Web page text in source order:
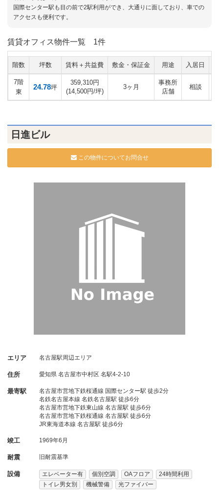
国際センター駅も目の前で2駅利用ができ、大通りに面しており、車での
アクセスも便利です。
賃貸オフィス物件一覧 1件
階数 坪数 賃料＋共益費 敷金・保証金 用途 入居日
7階
東
24.78坪
359,310円
(14,500円/坪)
3ヶ月
事務所
店舗
相談
日進ビル
この物件についてお問合せ
エリア 名古屋駅周辺エリア
住所 愛知県 名古屋市中村区 名駅4-2-10
最寄駅
名古屋市営地下鉄桜通線 国際センター駅 徒歩2分
名鉄名古屋本線 名鉄名古屋駅 徒歩6分
名古屋市営地下鉄東山線 名古屋駅 徒歩6分
名古屋市営地下鉄桜通線 名古屋駅 徒歩6分
JR東海道本線 名古屋駅 徒歩6分
竣工 1969年6月
耐震 旧耐震基準
設備 エレベーター有 個別空調 OAフロア
24時間利用
トイレ男女別
機械警備 光ファイバー